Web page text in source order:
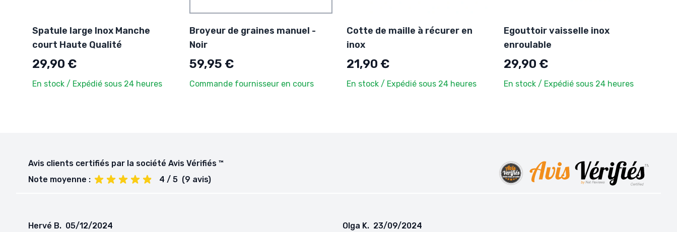
Spatule large Inox Manche
court Haute Qualité
29,90 €
En stock / Expédié sous 24 heures
Broyeur de graines manuel -
Noir
59,95 €
Commande fournisseur en cours
Cotte de maille à récurer en
inox
21,90 €
En stock / Expédié sous 24 heures
Egouttoir vaisselle inox
enroulable
29,90 €
En stock / Expédié sous 24 heures
Avis clients certifiés par la société Avis Vérifiés ™
Note moyenne :
4 / 5 (9 avis)
Hervé B. 05/12/2024
Olga K. 23/09/2024